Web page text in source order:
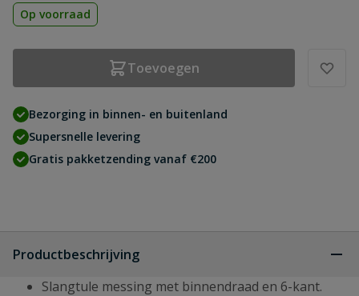
Op voorraad
Toevoegen
Bezorging in binnen- en buitenland
Supersnelle levering
Gratis pakketzending vanaf €200
Productbeschrijving
Slangtule messing met binnendraad en 6-kant.